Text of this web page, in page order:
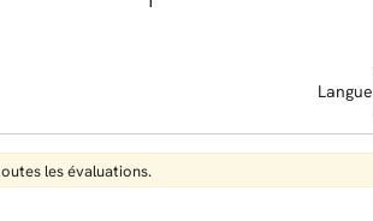
Langue
les évaluations.